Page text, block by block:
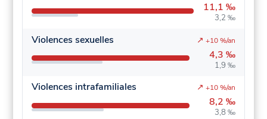
11,1 ‰
3,2 ‰
Violences sexuelles
4,3 ‰
1,9 ‰
↗ +10 %/an
Violences intrafamiliales
8,2 ‰
3,8 ‰
↗ +10 %/an